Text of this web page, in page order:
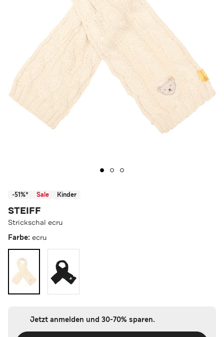
-51%* Sale Kinder
STEIFF
Strickschal ecru
Farbe: ecru
Jetzt anmelden und 30-70% sparen.